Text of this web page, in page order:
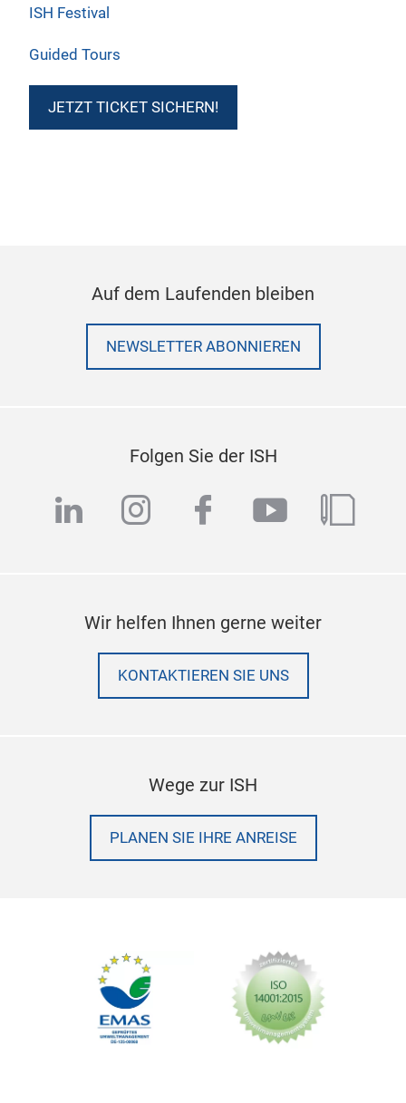
ISH Festival
Guided Tours
JETZT TICKET SICHERN!
Auf dem Laufenden bleiben
NEWSLETTER ABONNIEREN
Folgen Sie der ISH
linkedininstagram
facebook
youtube
blog
Wir helfen Ihnen gerne weiter
KONTAKTIEREN SIE UNS
Wege zur ISH
PLANEN SIE IHRE ANREISE